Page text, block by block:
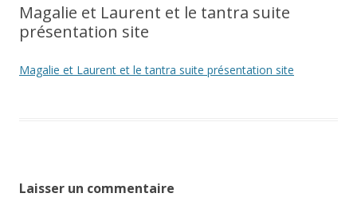
Magalie et Laurent et le tantra suite
présentation site
Magalie et Laurent et le tantra suite présentation site
Laisser un commentaire